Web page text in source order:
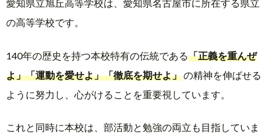
愛知県立旭丘高等学校は、愛知県名古屋市に所在する県立
の高等学校です。
140年の歴史を持つ本校特有の伝統である「正義を重んぜ
よ」「運動を愛せよ」「徹底を期せよ」の精神を伸ばせる
ように努力し、心がけることを重要視しています。
これと同時に本校は、部活動と勉強の両立も目指していま